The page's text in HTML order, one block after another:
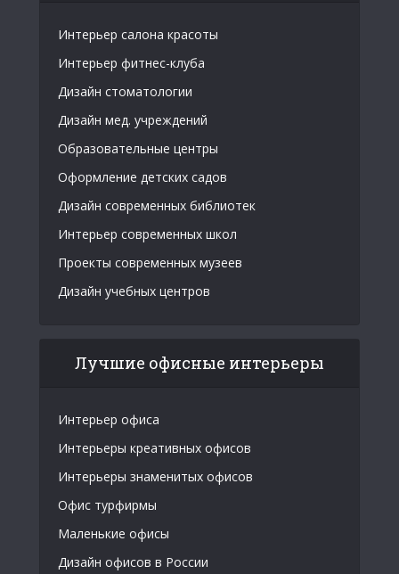
Интерьер салона красоты
Интерьер фитнес-клуба
Дизайн стоматологии
Дизайн мед. учреждений
Образовательные центры
Оформление детских садов
Дизайн современных библиотек
Интерьер современных школ
Проекты современных музеев
Дизайн учебных центров
Лучшие офисные интерьеры
Интерьер офиса
Интерьеры креативных офисов
Интерьеры знаменитых офисов
Офис турфирмы
Маленькие офисы
Дизайн офисов в России